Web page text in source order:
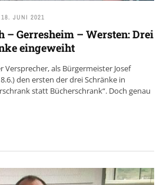
18. JUNI 2021
– Gerresheim – Wersten: Drei
eingeweiht
Versprecher, als Bürgermeister Josef
den ersten der drei Schränke in
statt Bücherschrank“. Doch genau